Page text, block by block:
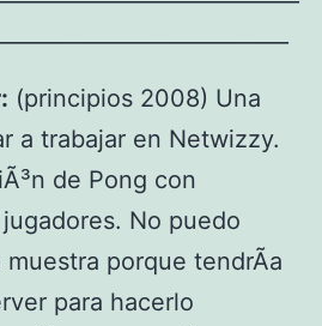
(principios 2008) Una
a trabajar en Netwizzy.
de Pong con
No puedo
porque tendrÃ­a
para hacerlo